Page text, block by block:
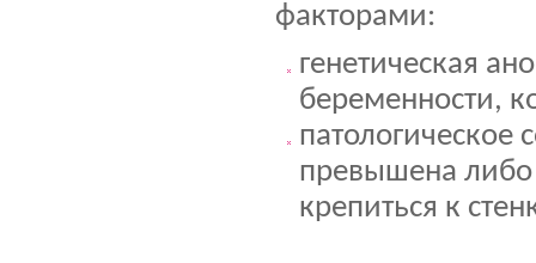
факторами:
генетическая
беременности,
превышена либо
крепиться к